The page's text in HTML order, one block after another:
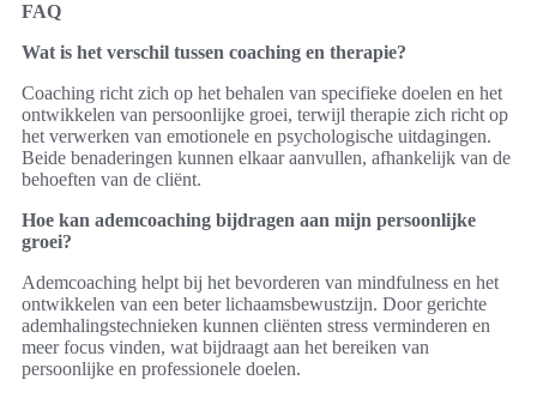
FAQ
Wat is het verschil tussen coaching en therapie?
Coaching richt zich op het behalen van specifieke doelen en het
ontwikkelen van persoonlijke groei, terwijl therapie zich richt op
het verwerken van emotionele en psychologische uitdagingen.
Beide benaderingen kunnen elkaar aanvullen, afhankelijk van de
behoeften van de cliënt.
Hoe kan ademcoaching bijdragen aan mijn persoonlijke
groei?
Ademcoaching helpt bij het bevorderen van mindfulness en het
ontwikkelen van een beter lichaamsbewustzijn. Door gerichte
ademhalingstechnieken kunnen cliënten stress verminderen en
meer focus vinden, wat bijdraagt aan het bereiken van
persoonlijke en professionele doelen.